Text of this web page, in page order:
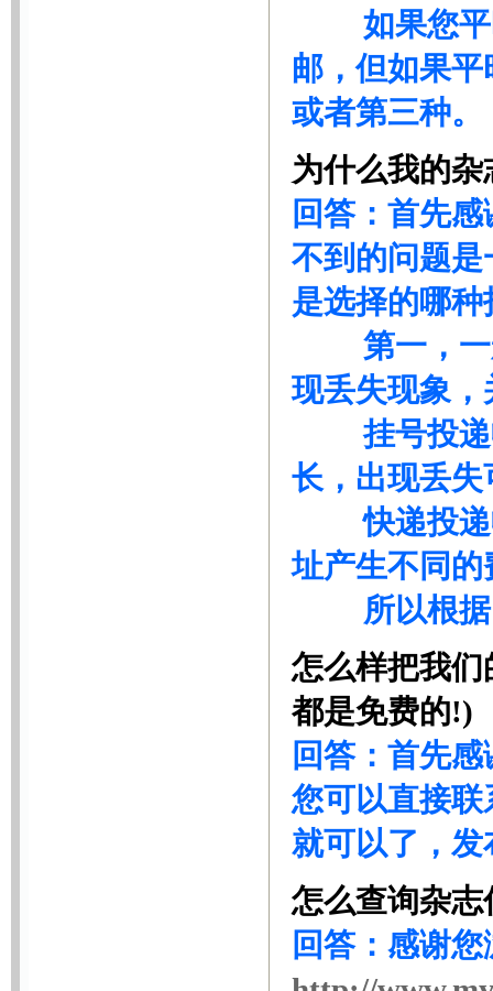
如果您平时
邮，但如果
或者第三种。
为什么我的
回答：首先
不到的问题
是选择的哪
第一，一般
现丢失现象
挂号投递收
长，出现丢
快递投递收
址产生不同
所以根据以
怎么样把我
都是免费的!)
回答：首先
您可以直接联
就可以了，
怎么查询杂志
回答：感谢